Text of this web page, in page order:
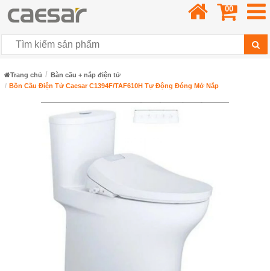
00
Trang chủ
Bàn cầu + nắp điện tử
Bồn Cầu Điện Tử Caesar C1394F/TAF610H Tự Động Đóng Mở Nắp